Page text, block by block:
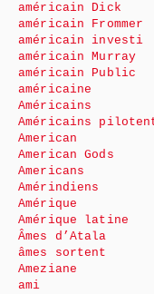
américain Dick
américain Frommer
américain investi
américain Murray
américain Public
américaine
Américains
Américains
American
American Gods
Americans
Amérindiens
Amérique
Amérique latine
Âmes d’Atala
âmes sortent
Ameziane
ami